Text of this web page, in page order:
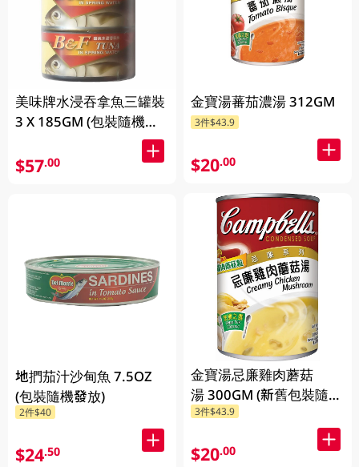
美味牌水浸吞拿魚三罐裝
3 X 185GM (包裝隨機發
$57.00
地捫茄汁沙甸魚 7.5OZ
(包裝隨機發放)
2件$40
$24.50
金寶湯蕃茄濃湯 312GM
3件$43.9
$20.00
金寶湯忌廉雞肉蘑菇
湯 300GM (新舊包裝隨機
發貨) (包裝隨機發放)
3件$43.9
$20.00